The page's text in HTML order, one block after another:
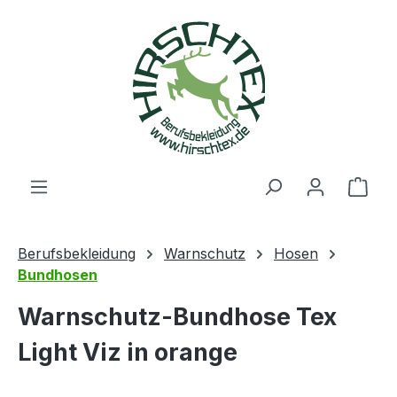
Berufsbekleidung Warnschutz
Hosen
Bundhosen
Warnschutz-Bundhose Tex
Light Viz in orange